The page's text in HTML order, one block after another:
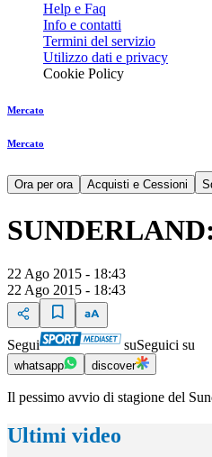
Help e Faq
Info e contatti
Termini del servizio
Utilizzo dati e privacy
Cookie Policy
Mercato
Mercato
Ora per ora Acquisti e Cessioni
22 Ago 2015 - 18:43
22 Ago 2015 - 18:43
Segui suSeguici su
whatsapp discover
Il pessimo avvio di stagione del
Ultimi video